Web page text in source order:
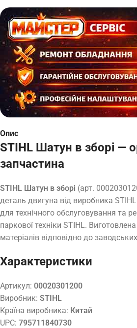
Опис
STIHL Шатун в зборі —
запчастина
STIHL Шатун в зборі (арт.
деталь двигуна від виробника
для технічного обслуговування та
паркової техніки STIHL.
матеріалів відповідно до
Характеристики
Артикул: 00020301200
Виробник: STIHL
Країна виробника: Китай
UPC: 795711840730